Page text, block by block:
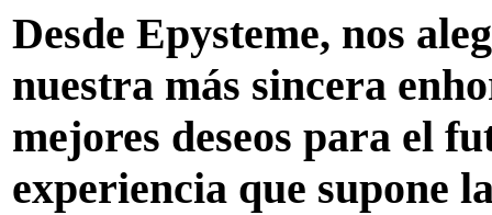
Desde Epysteme, nos
nuestra más sincera
mejores deseos para el
experiencia que supone